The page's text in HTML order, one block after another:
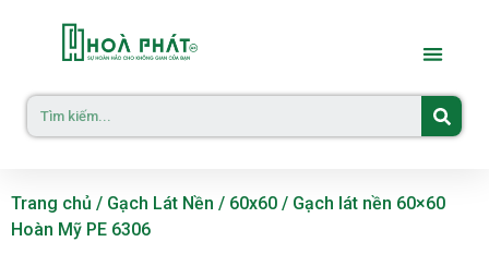
Trang chủ / Gạch Lát Nền / 60x60 / Gạch lát nền 60×60
Hoàn Mỹ PE 6306